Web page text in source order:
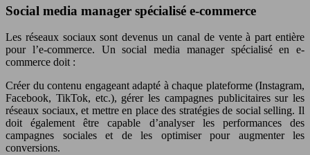
Social media manager spécialisé e-commerce
Les réseaux sociaux sont devenus un canal de vente à part entière
pour l’e-commerce. Un social media manager spécialisé en e-
commerce doit :
Créer du contenu engageant adapté à chaque plateforme (Instagram,
Facebook, TikTok, etc.), gérer les campagnes publicitaires sur les
réseaux sociaux, et mettre en place des stratégies de social selling. Il
doit également être capable d’analyser les performances des
campagnes sociales et de les optimiser pour augmenter les
conversions.